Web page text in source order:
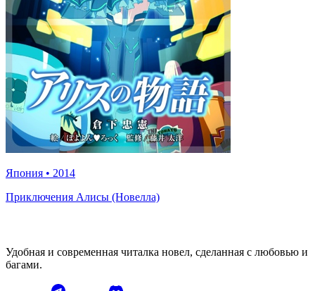
Япония • 2014
Приключения Алисы (Новелла)
Удобная и современная читалка новел, сделанная с любовью и
багами.